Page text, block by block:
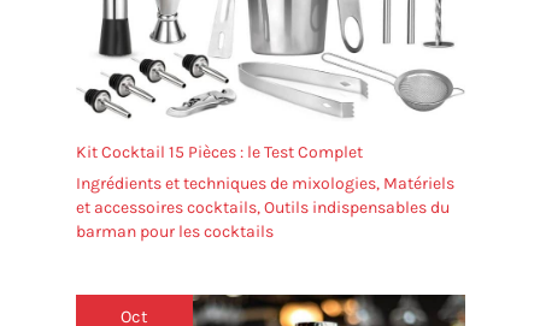
Kit Cocktail 15 Pièces : le Test Complet
Ingrédients et techniques de mixologies, Matériels
et accessoires cocktails,Outils indispensables du
barman pour les cocktails
Oct